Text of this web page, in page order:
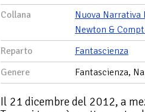
Collana
Nuova Narrativa
Newton &
Reparto
Fantascienza
Genere
Fantascienza,
Il 21 dicembre del 2012, a